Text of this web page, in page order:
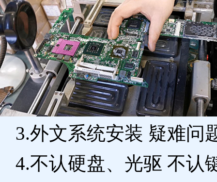
3.外文系统安装 疑难问
4.不认硬盘、光驱 不认